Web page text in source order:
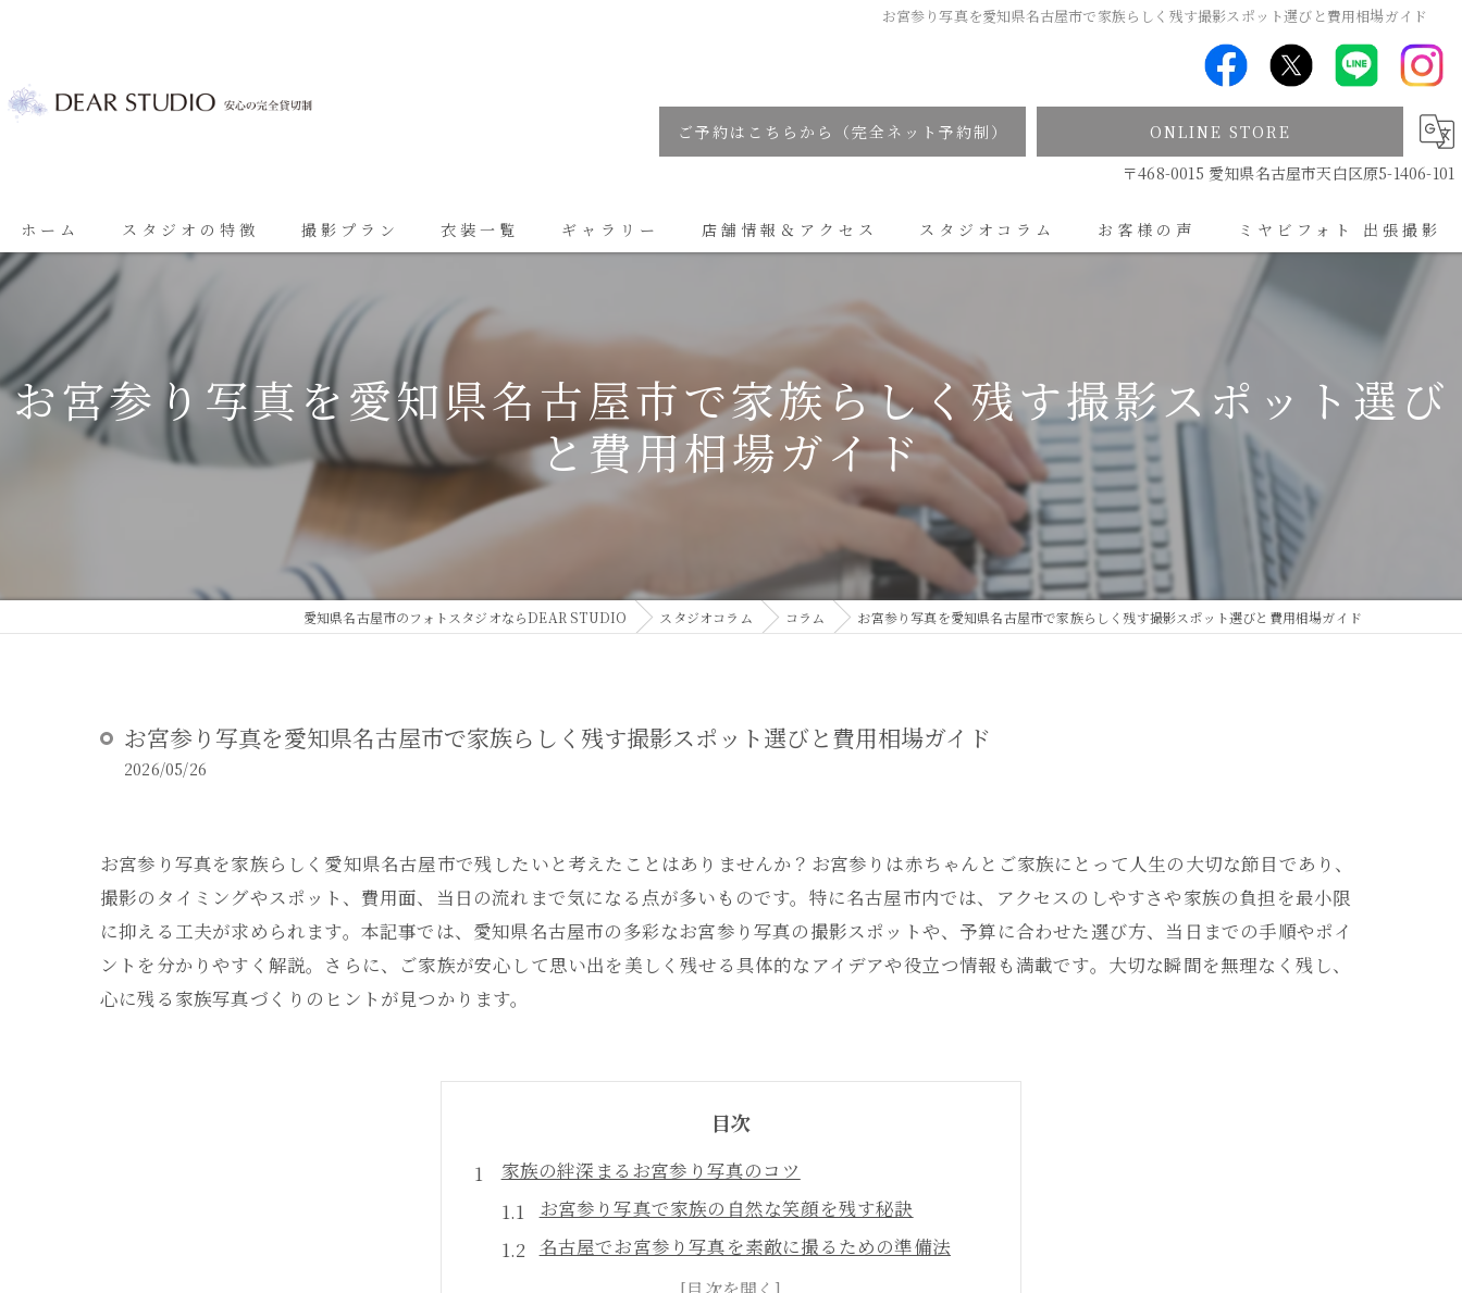
お宮参り写真を愛知県名古屋市で家族らしく残す撮影スポット選びと費用相場ガイド
ご予約はこちらから（完全ネット予約制）
ONLINE STORE
〒468-0015 愛知県名古屋市天白区原5-1406-101
ホーム スタジオの特徴
ベビーフォト
七五三
振袖
ブライダル
撮影プラン
七五三プラン
ブライダルプラン
思い出に残る成人振袖撮影
衣装一覧 ギャラリー 店舗情報＆アクセス スタジオコラム お客様の声 ミヤビフォト 出張撮影
出張撮影について
お宮参り写真を愛知県名古屋市で家族らしく残す撮影スポット選び
と費用相場ガイド
愛知県名古屋市のフォトスタジオならDEAR STUDIO スタジオコラム コラム お宮参り写真を愛知県名古屋市で家族らしく残す撮影スポット選びと費用相場ガイド
お宮参り写真を愛知県名古屋市で家族らしく残す撮影スポット選びと費用相場ガイド
2026/05/26
お宮参り写真を家族らしく愛知県名古屋市で残したいと考えたことはありませんか？お宮参りは赤ちゃんとご家族にとって人生の大切な節目であり、
撮影のタイミングやスポット、費用面、当日の流れまで気になる点が多いものです。特に名古屋市内では、アクセスのしやすさや家族の負担を最小限
に抑える工夫が求められます。本記事では、愛知県名古屋市の多彩なお宮参り写真の撮影スポットや、予算に合わせた選び方、当日までの手順やポイ
ントを分かりやすく解説。さらに、ご家族が安心して思い出を美しく残せる具体的なアイデアや役立つ情報も満載です。大切な瞬間を無理なく残し、
心に残る家族写真づくりのヒントが見つかります。
目次
家族の絆深まるお宮参り写真のコツ
お宮参り写真で家族の自然な笑顔を残す秘訣
名古屋でお宮参り写真を素敵に撮るための準備法
お宮参り撮影のタイミングと家族の体調配慮ポイント